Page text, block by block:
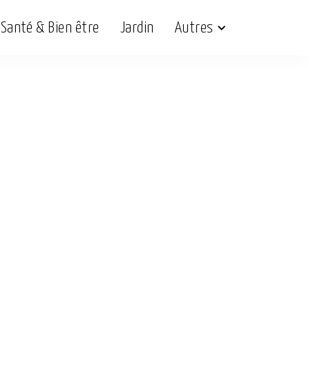
Santé & Bien être Jardin Autres